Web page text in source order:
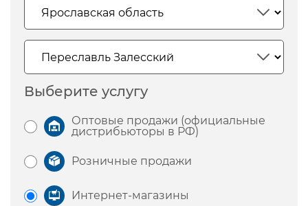
Выберите услугу
Оптовые продажи (официальные
дистрибьюторы в РФ)
Розничные продажи
Интернет-магазины